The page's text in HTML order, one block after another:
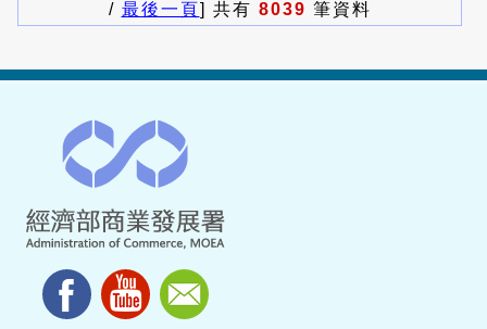
/ 最後一頁] 共有 8039 筆資料